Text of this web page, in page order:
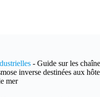
- Guide sur les
inverse destinées aux
mer